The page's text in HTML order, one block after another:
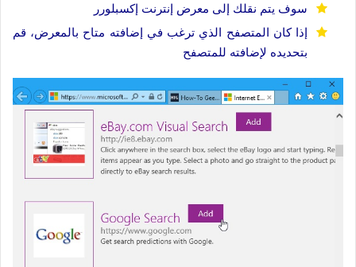
سوف يتم نقلك إلى معرض إنترنت إكسبلورر
إذا كان المتصفح الذي ترغب في إضافته متاح بالمعرض، قم
بتحديده لإضافته للمتصفح